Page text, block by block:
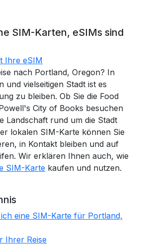
SIM-Karten, eSIMs sind
Ihre eSIM
nach Portland, Oregon? In
und vielseitigen Stadt ist es
zu bleiben. Ob Sie die Food
City of Books besuchen
Landschaft rund um die Stadt
lokalen SIM-Karte können Sie
in Kontakt bleiben und auf
Wir erklären Ihnen auch, wie
SIM-Karte kaufen und nutzen.
eine SIM-Karte für Portland,
Ihrer Reise